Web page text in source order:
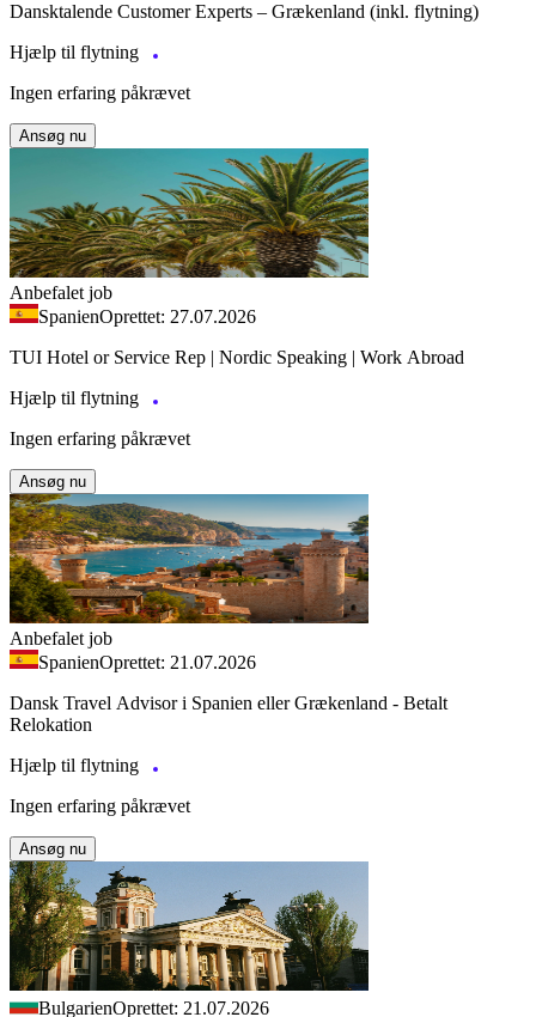
Dansktalende Customer Experts – Grækenland (inkl. flytning)
Hjælp til flytning
Ingen erfaring påkrævet
Ansøg nu
Anbefalet job
SpanienOprettet: 27.07.2026
TUI Hotel or Service Rep | Nordic Speaking | Work Abroad
Hjælp til flytning
Ingen erfaring påkrævet
Ansøg nu
Anbefalet job
SpanienOprettet: 21.07.2026
Dansk Travel Advisor i Spanien eller Grækenland - Betalt
Relokation
Hjælp til flytning
Ingen erfaring påkrævet
Ansøg nu
BulgarienOprettet: 21.07.2026